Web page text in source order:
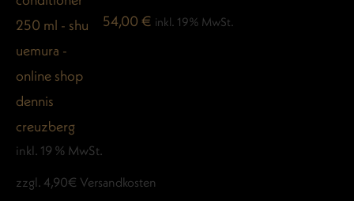
54,00€ inkl. 19% MwSt.
inkl. 19 % MwSt.
zzgl. 4,90€ Versandkosten